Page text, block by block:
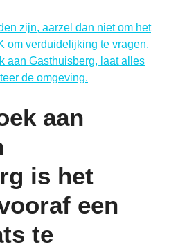
zijn, aarzel dan niet om het
om verduidelijking te vragen.
aan Gasthuisberg, laat alles
de omgeving.
aan
is het
een
te